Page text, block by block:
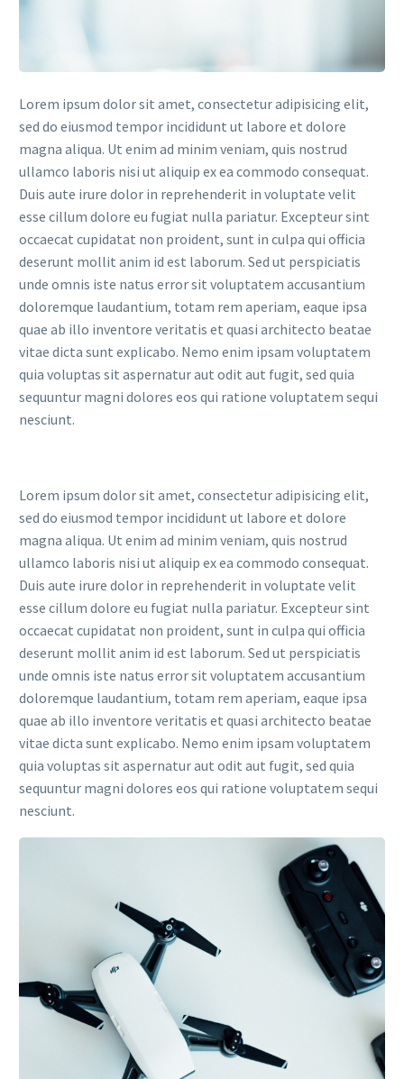
Lorem ipsum dolor sit amet, consectetur adipisicing elit,
sed do eiusmod tempor incididunt ut labore et dolore
magna aliqua. Ut enim ad minim veniam, quis nostrud
ullamco laboris nisi ut aliquip ex ea commodo consequat.
Duis aute irure dolor in reprehenderit in voluptate velit
esse cillum dolore eu fugiat nulla pariatur. Excepteur sint
occaecat cupidatat non proident, sunt in culpa qui officia
deserunt mollit anim id est laborum. Sed ut perspiciatis
unde omnis iste natus error sit voluptatem accusantium
doloremque laudantium, totam rem aperiam, eaque ipsa
quae ab illo inventore veritatis et quasi architecto beatae
vitae dicta sunt explicabo. Nemo enim ipsam voluptatem
quia voluptas sit aspernatur aut odit aut fugit, sed quia
sequuntur magni dolores eos qui ratione voluptatem sequi
nesciunt.
Lorem ipsum dolor sit amet, consectetur adipisicing elit,
sed do eiusmod tempor incididunt ut labore et dolore
magna aliqua. Ut enim ad minim veniam, quis nostrud
ullamco laboris nisi ut aliquip ex ea commodo consequat.
Duis aute irure dolor in reprehenderit in voluptate velit
esse cillum dolore eu fugiat nulla pariatur. Excepteur sint
occaecat cupidatat non proident, sunt in culpa qui officia
deserunt mollit anim id est laborum. Sed ut perspiciatis
unde omnis iste natus error sit voluptatem accusantium
doloremque laudantium, totam rem aperiam, eaque ipsa
quae ab illo inventore veritatis et quasi architecto beatae
vitae dicta sunt explicabo. Nemo enim ipsam voluptatem
quia voluptas sit aspernatur aut odit aut fugit, sed quia
sequuntur magni dolores eos qui ratione voluptatem sequi
nesciunt.